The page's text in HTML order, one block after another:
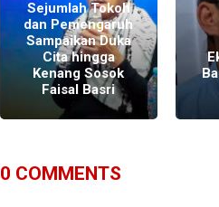
Sejumlah Tokoh
dan Pemengaruh
Sampaikan Duka
Cita hingga
Kenang Sosok
Faisal Basri
0 COMMENTS